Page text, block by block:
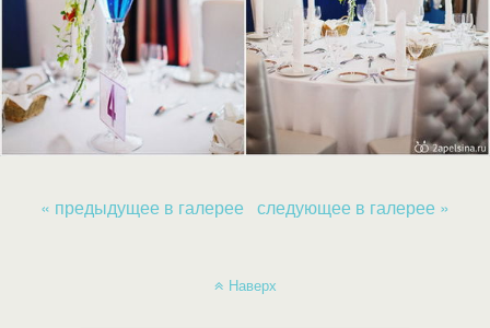
« предыдущее в галерее следующее в галерее »
Наверх